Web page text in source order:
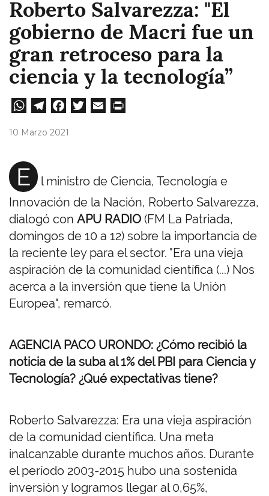
Roberto Salvarezza: "El
gobierno de Macri fue un
gran retroceso para la
ciencia y la tecnología”
W
A
pp
Te
m
Fa
10 Marzo 2021
E
l ministro de Ciencia, Tecnología e
Innovación de la Nación, Roberto Salvarezza,
dialogó con APU RADIO (FM La Patriada,
domingos de 10 a 12) sobre la importancia de
la reciente ley para el sector. "Era una vieja
aspiración de la comunidad científica (...) Nos
acerca a la inversión que tiene la Unión
Europea", remarcó.
AGENCIA PACO URONDO: ¿Cómo recibió la
noticia de la suba al 1% del PBI para Ciencia y
Tecnología? ¿Qué expectativas tiene?
Roberto Salvarezza: Era una vieja aspiración
de la comunidad científica. Una meta
inalcanzable durante muchos años. Durante
el período 2003-2015 hubo una sostenida
inversión y logramos llegar al 0,65%,